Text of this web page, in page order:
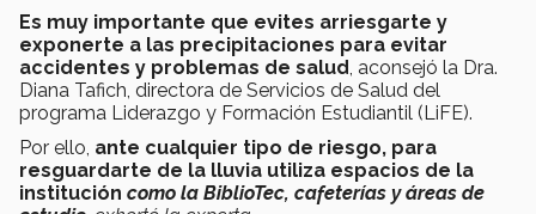
Es muy importante que evites arriesgarte y
exponerte a las precipitaciones para evitar
accidentes y problemas de salud , aconsejó la Dra.
Diana Tafich, directora de Servicios de Salud del
programa Liderazgo y Formación Estudiantil (LiFE).
Por ello, ante cualquier tipo de riesgo, para
resguardarte de la lluvia utiliza espacios de la
institución como la BiblioTec, cafeterías y áreas de